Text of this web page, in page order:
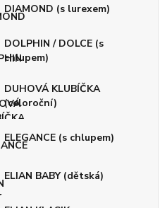
DIAMOND (s lurexem)
DOLPHIN / DOLCE (s
chlupem)
DUHOVÁ KLUBÍČKA
(celoroční)
ELEGANCE (s chlupem)
ELIAN BABY (dětská)